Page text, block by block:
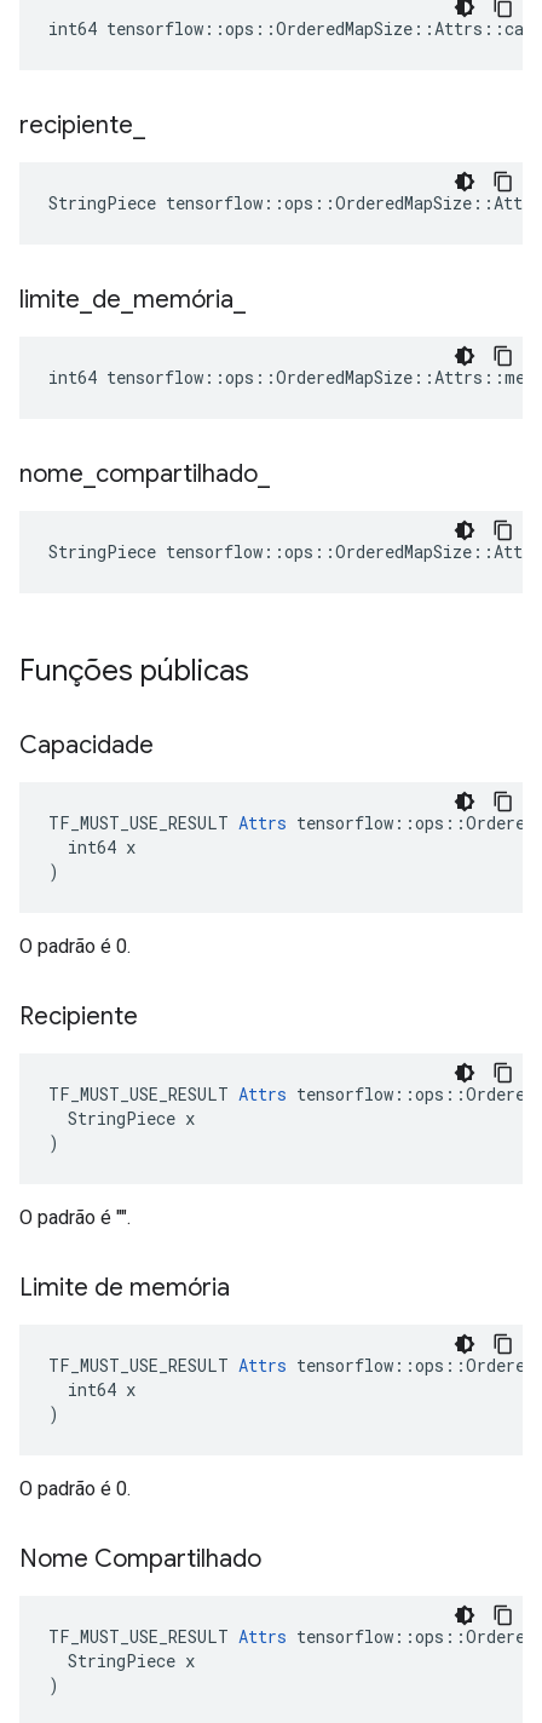
int64
recipiente
StringPiece
limite de memória
int64
nome compartilhado
StringPiece
Funções públicas
Capacidade
TF_MUST_USE_RESULT Attrs
  int64 x
)
O padrão é 0.
Recipiente
TF_MUST_USE_RESULT Attrs
  StringPiece x
)
O padrão é "".
Limite de memória
TF_MUST_USE_RESULT Attrs
  int64 x
)
O padrão é 0.
Nome Compartilhado
TF_MUST_USE_RESULT Attrs
  StringPiece x
)